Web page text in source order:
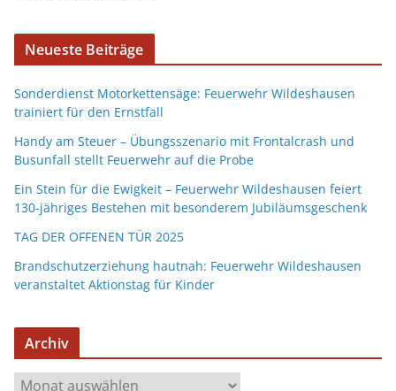
Neueste Beiträge
Sonderdienst Motorkettensäge: Feuerwehr Wildeshausen
trainiert für den Ernstfall
Handy am Steuer – Übungsszenario mit Frontalcrash und
Busunfall stellt Feuerwehr auf die Probe
Ein Stein für die Ewigkeit – Feuerwehr Wildeshausen feiert
130-jähriges Bestehen mit besonderem Jubiläumsgeschenk
TAG DER OFFENEN TÜR 2025
Brandschutzerziehung hautnah: Feuerwehr Wildeshausen
veranstaltet Aktionstag für Kinder
Archiv